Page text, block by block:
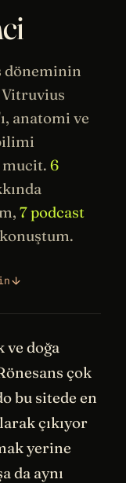
döneminin
Vitruvius
anatomi ve
6
7 podcast
doğa
çok
bu sitede en
çıkıyor
yerine
da aynı